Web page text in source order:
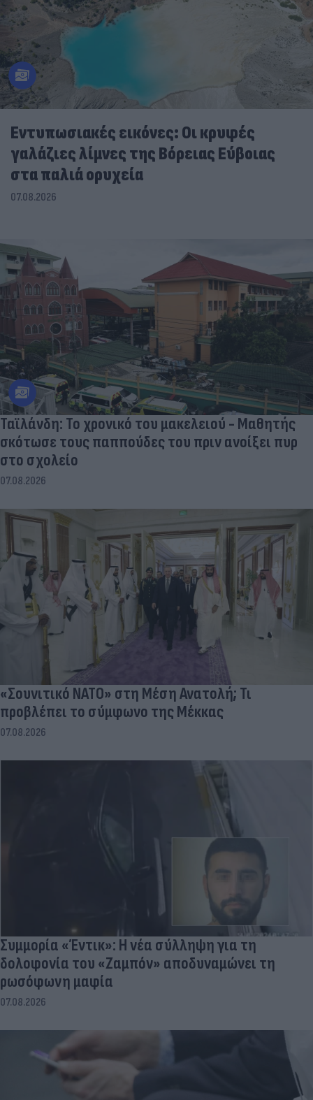
Εντυπωσιακές εικόνες: Οι κρυφές
γαλάζιες λίμνες της Βόρειας Εύβοιας
στα παλιά ορυχεία
07.08.2026
Ταϊλάνδη: Το χρονικό του μακελειού - Μαθητής
σκότωσε τους παππούδες του πριν ανοίξει πυρ
στο σχολείο
07.08.2026
«Σουνιτικό ΝΑΤΟ» στη Μέση Ανατολή; Τι
προβλέπει το σύμφωνο της Μέκκας
07.08.2026
Συμμορία «Έντικ»: Η νέα σύλληψη για τη
δολοφονία του «Ζαμπόν» αποδυναμώνει τη
ρωσόφωνη μαφία
07.08.2026